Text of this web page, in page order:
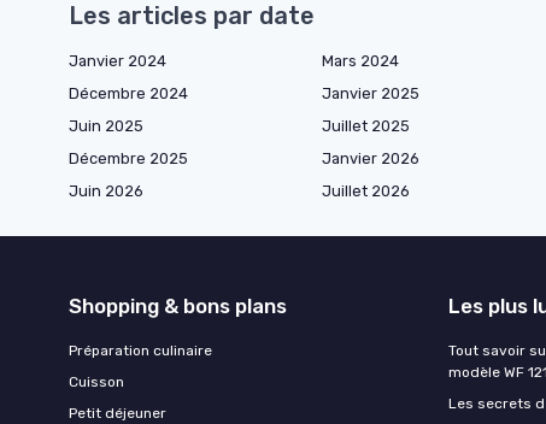
Les articles par date
Janvier 2024 Mars 2024
Décembre 2024
Janvier 2025
Juin 2025
Juillet 2025
Décembre 2025
Janvier 2026
Juin 2026
Juillet 2026
Shopping & bons plans
Préparation culinaire
Cuisson
Petit déjeuner
Les plus
Tout savoir
modèle WF
Les secrets